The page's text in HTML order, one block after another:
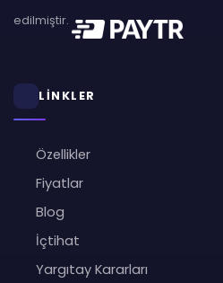
edilmiştir.
LİNKLER
Özellikler
Fiyatlar
Blog
İçtihat
Yargıtay Kararları